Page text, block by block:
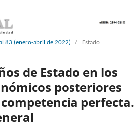
83 (enero-abril de 2022)
/ Estado
de Estado en los
posteriores
perfecta.